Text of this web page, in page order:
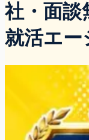
社・面談
就活エー